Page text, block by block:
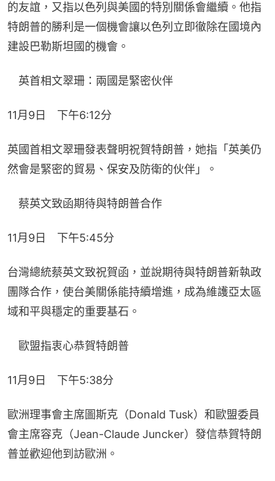
的友誼，又指以色列與美國的特別關係會繼續。他指
特朗普的勝利是一個機會讓以色列立即徹除在國境內
建設巴勒斯坦國的機會。
英首相文翠珊：兩國是緊密伙伴
11月9日　下午6:12分
英國首相文翠珊發表聲明祝賀特朗普，她指「英美仍
然會是緊密的貿易、保安及防衛的伙伴」。
蔡英文致函期待與特朗普合作
11月9日　下午5:45分
台灣總統蔡英文致祝賀函，並說期待與特朗普新執政
團隊合作，使台美關係能持續增進，成為維護亞太區
域和平與穩定的重要基石。
歐盟指衷心恭賀特朗普
11月9日　下午5:38分
歐洲理事會主席圖斯克（Donald Tusk）和歐盟委員
會主席容克（Jean-Claude Juncker）發信恭賀特朗
普並歡迎他到訪歐洲。